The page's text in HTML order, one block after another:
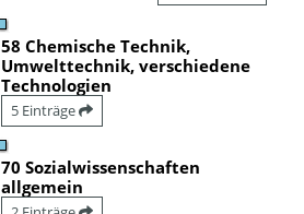
58 Chemische Technik,
Umwelttechnik, verschiedene
Technologien
5 Einträge
70 Sozialwissenschaften
allgemein